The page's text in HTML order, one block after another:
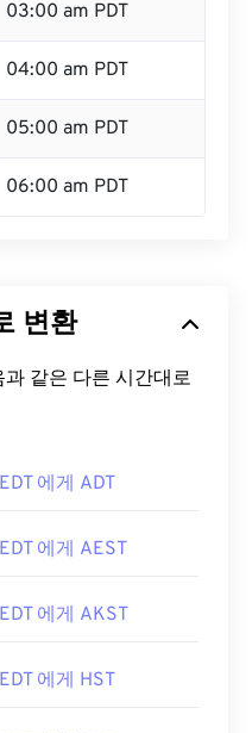
03:00 am PDT
04:00 am PDT
05:00 am PDT
06:00 am PDT
변환
같은 다른 시간대로
에게 ADT
에게 AEST
에게 AKST
에게 HST